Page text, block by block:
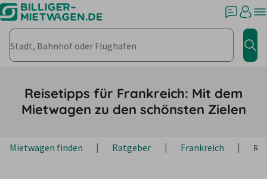
Stadt, Bahnhof oder Flughafen
Reisetipps für Frankreich: Mit dem
Mietwagen zu den schönsten Zielen
Mietwagen finden Ratgeber Frankreich